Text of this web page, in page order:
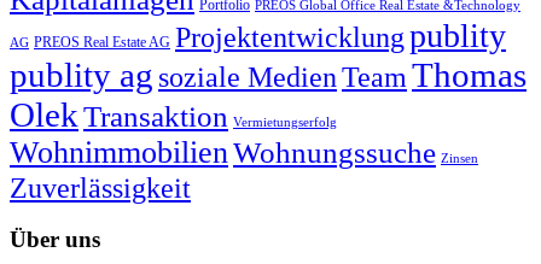
Portfolio PREOS Global Office Real Estate &Technology
AG PREOS Real Estate AG Projektentwicklungpublity
publity ag soziale MedienTeam Thomas
OlekTransaktion Vermietungserfolg
WohnimmobilienWohnungssuche Zinsen
Zuverlässigkeit
Über uns